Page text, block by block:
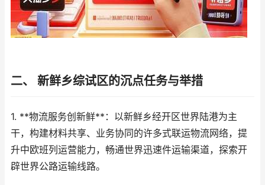
二、 新鲜乡综试区的沉点任务与举措
1. **物流服务创新鲜**：以新鲜乡经开区世界陆港为主
干，构建材料共享、业务协同的许多式联运物流网络，提
升中欧班列运营能力，畅通世界迅速件运输渠道，探索开
辟世界公路运输线路。